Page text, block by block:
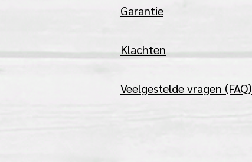
Garantie
Klachten
Veelgestelde vragen (FAQ)